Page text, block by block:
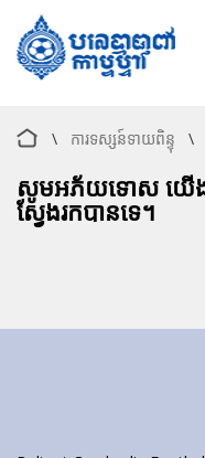
\ ការទស្សន៍ទាយពិន្ទុ \
សូមអភ័យទោស យើង
ស្វែងរកបានទេ។